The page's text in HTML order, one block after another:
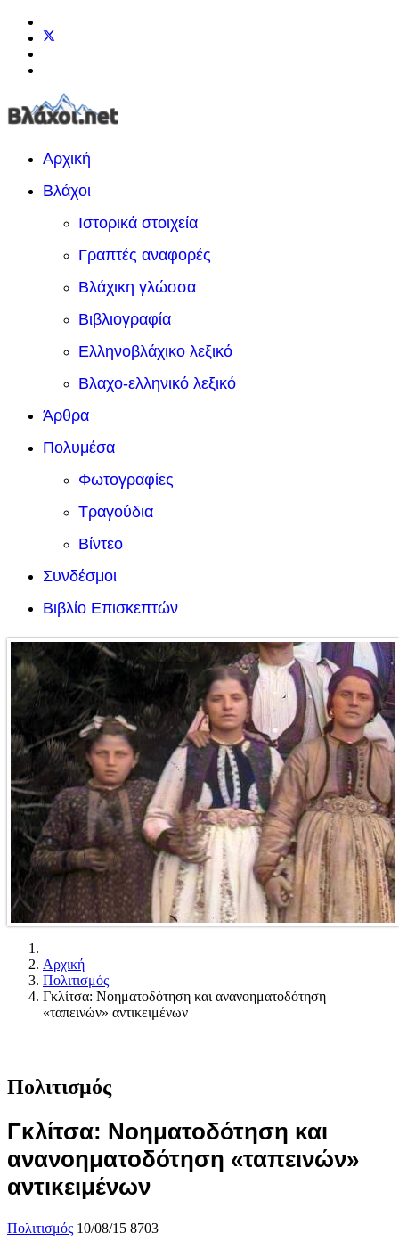
Αρχική
Βλάχοι
Ιστορικά στοιχεία
Γραπτές αναφορές
Βλάχικη γλώσσα
Βιβλιογραφία
Ελληνοβλάχικο λεξικό
Βλαχο-ελληνικό λεξικό
Άρθρα
Πολυμέσα
Φωτογραφίες
Τραγούδια
Βίντεο
Συνδέσμοι
Βιβλίο Επισκεπτών
Αρχική
Πολιτισμός
Γκλίτσα: Νοηματοδότηση και ανανοηματοδότηση
«ταπεινών» αντικειμένων
Πολιτισμός
Γκλίτσα: Νοηματοδότηση και
ανανοηματοδότηση «ταπεινών»
αντικειμένων
Πολιτισμός 10/08/15 8703